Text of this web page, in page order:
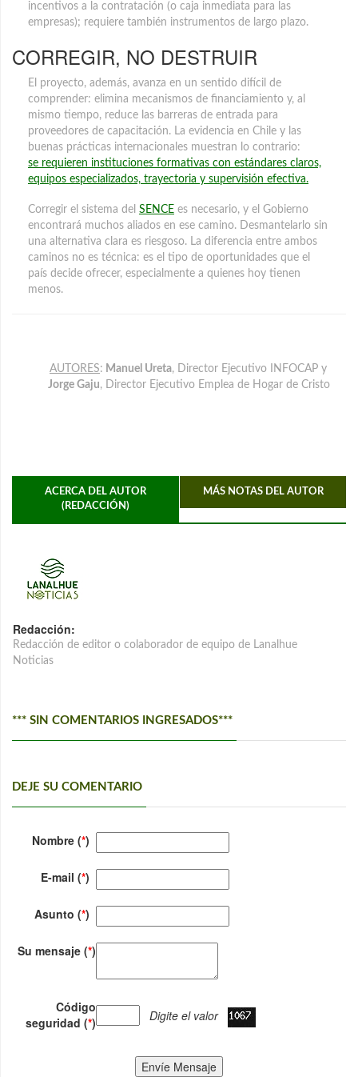
incentivos a la contratación (o caja inmediata para las
empresas); requiere también instrumentos de largo plazo.
CORREGIR, NO DESTRUIR
El proyecto, además, avanza en un sentido difícil de
comprender: elimina mecanismos de financiamiento y, al
mismo tiempo, reduce las barreras de entrada para
proveedores de capacitación. La evidencia en Chile y las
buenas prácticas internacionales muestran lo contrario:
se requieren instituciones formativas con estándares claros,
equipos especializados, trayectoria y supervisión efectiva.
Corregir el sistema del SENCE es necesario, y el Gobierno
encontrará muchos aliados en ese camino. Desmantelarlo sin
una alternativa clara es riesgoso. La diferencia entre ambos
caminos no es técnica: es el tipo de oportunidades que el
país decide ofrecer, especialmente a quienes hoy tienen
menos.
AUTORES: Manuel Ureta, Director Ejecutivo INFOCAP y
Jorge Gaju, Director Ejecutivo Emplea de Hogar de Cristo
ACERCA DEL AUTOR
(REDACCIÓN)
MÁS NOTAS DEL AUTOR
Redacción:
Redacción de editor o colaborador de equipo de Lanalhue
Noticias
*** SIN COMENTARIOS INGRESADOS***
DEJE SU COMENTARIO
Nombre (*)
E-mail (*)
Asunto (*)
Su mensaje (*)
Código
seguridad (*) Digite el valor
Envíe Mensaje